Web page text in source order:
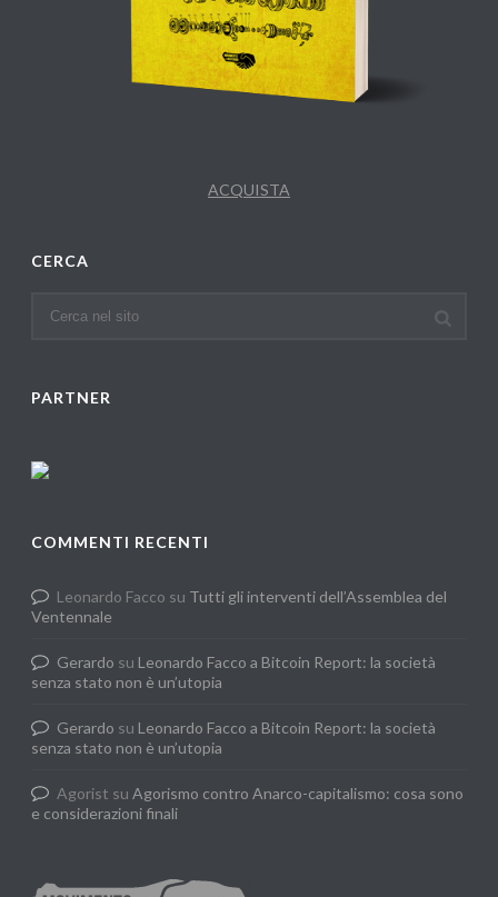
ACQUISTA
CERCA
PARTNER
COMMENTI RECENTI
Leonardo Facco su Tutti gli interventi dell’Assemblea del
Ventennale
Gerardo su Leonardo Facco a Bitcoin Report: la società
senza stato non è un’utopia
Gerardo su Leonardo Facco a Bitcoin Report: la società
senza stato non è un’utopia
Agorist suAgorismo contro Anarco-capitalismo: cosa sono
e considerazioni finali